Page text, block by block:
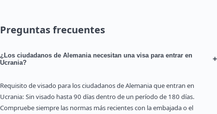
Preguntas frecuentes
¿Los ciudadanos de Alemania necesitan una visa para entrar en
Ucrania?
+
Requisito de visado para los ciudadanos de Alemania que entran en
Ucrania: Sin visado hasta 90 días dentro de un período de 180 días.
Compruebe siempre las normas más recientes con la embajada o el